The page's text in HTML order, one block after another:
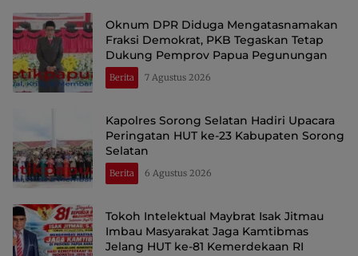
Oknum DPR Diduga Mengatasnamakan
Fraksi Demokrat, PKB Tegaskan Tetap
Dukung Pemprov Papua Pegunungan
Berita 7 Agustus 2026
Kapolres Sorong Selatan Hadiri Upacara
Peringatan HUT ke-23 Kabupaten Sorong
Selatan
Berita 6 Agustus 2026
Tokoh Intelektual Maybrat Isak Jitmau
Imbau Masyarakat Jaga Kamtibmas
Jelang HUT ke-81 Kemerdekaan RI